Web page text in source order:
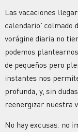
Las vacaciones
calendario’ colmado
vorágine diaria no
podemos
de pequeños pero
instantes nos
profunda, y, sin
reenergizar nuestra
No hay excusas: no